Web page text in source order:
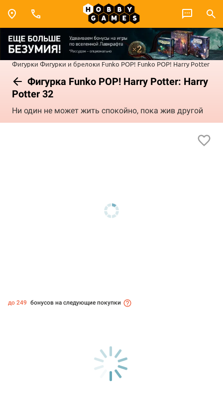
Фигурки Фигурки и брелоки Funko POP! Funko POP! Harry Potter
Фигурка Funko POP! Harry Potter: Harry
Potter 32
Ни один не может жить спокойно, пока жив другой
до 249 бонусов на следующие покупки